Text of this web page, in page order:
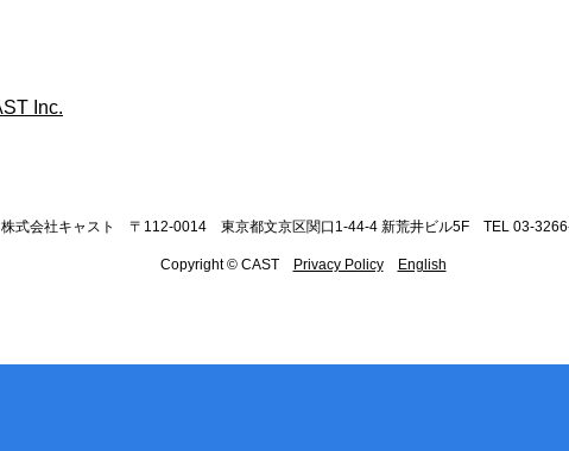
株式会社キャスト 〒112-0014 東京都文京区関口1-44-4 新荒井ビル5F TEL 03-
Copyright © CAST Privacy Policy English